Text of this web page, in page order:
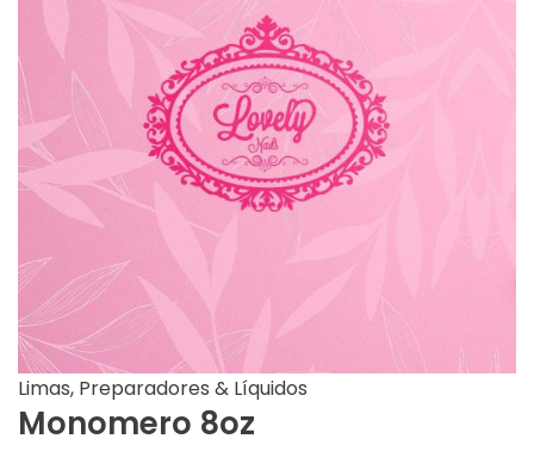
Limas, Preparadores & Líquidos
Monomero 8oz